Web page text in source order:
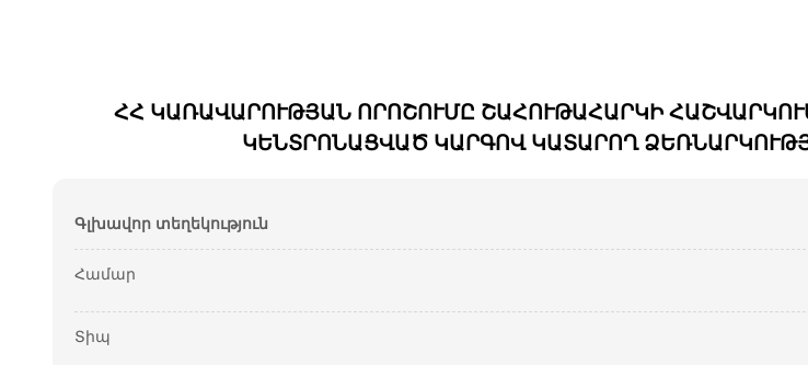
ՀՀ ԿԱՌԱՎԱՐՈՒԹՅԱՆ ՈՐՈՇՈՒՄԸ ՇԱՀՈՒԹԱՀԱՐԿԻ
ԿԵՆՏՐՈՆԱՑՎԱԾ ԿԱՐԳՈՎ ԿԱՏԱՐՈՂ
Գլխավոր տեղեկություն
Համար
Տիպ